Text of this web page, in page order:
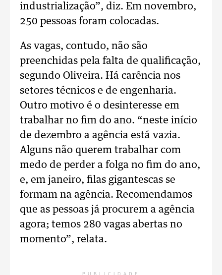
industrialização”, diz. Em novembro,
250 pessoas foram colocadas.
As vagas, contudo, não são
preenchidas pela falta de qualificação,
segundo Oliveira. Há carência nos
setores técnicos e de engenharia.
Outro motivo é o desinteresse em
trabalhar no fim do ano. “neste início
de dezembro a agência está vazia.
Alguns não querem trabalhar com
medo de perder a folga no fim do ano,
e, em janeiro, filas gigantescas se
formam na agência. Recomendamos
que as pessoas já procurem a agência
agora; temos 280 vagas abertas no
momento”, relata.
PUBLICIDADE